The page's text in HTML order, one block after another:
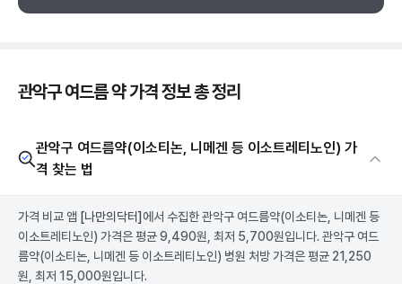
관악구 여드름 약 가격 정보 총 정리
관악구 여드름약(이소티논, 니메겐 등 이소트레티노인) 가
격 찾는 법
가격 비교 앱 [나만의닥터] 에서 수집한 관악구 여드름약(이소티논, 니메겐 등
이소트레티노인) 가격은 평균 9,490원, 최저 5,700원입니다. 관악구 여드
름약(이소티논, 니메겐 등 이소트레티노인) 병원 처방 가격은 평균 21,250
원, 최저 15,000원입니다.